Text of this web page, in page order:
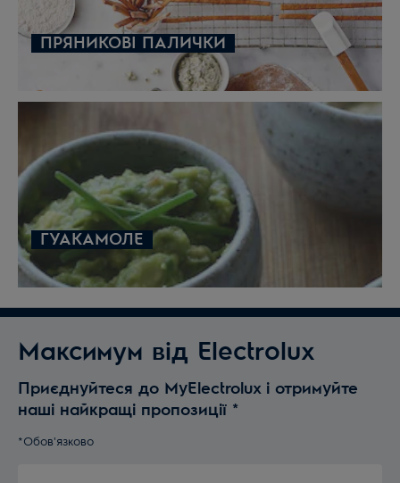
ПРЯНИКОВІ ПАЛИЧКИ
ГУАКАМОЛЕ
Максимум від Electrolux
Приєднуйтеся до MyElectrolux і отримуйте
наші найкращі пропозиції *
*Обов'язково